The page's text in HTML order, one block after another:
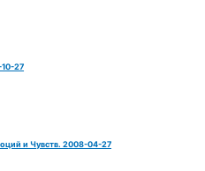
10-27
и Чувств. 2008-04-27